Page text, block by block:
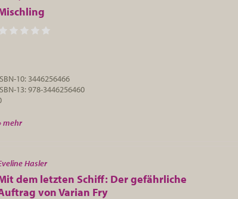
10: 3446256466
13: 978-3446256460
mehr
Hasler
dem letzten Schiff: Der gefährliche
von Varian Fry